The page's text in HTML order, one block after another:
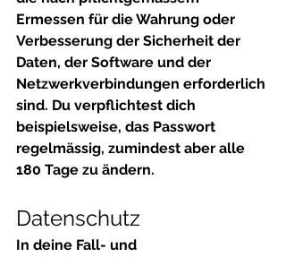
Ermessen für die Wahrung oder
Verbesserung der Sicherheit der
Daten, der Software und der
Netzwerkverbindungen erforderlich
sind. Du verpflichtest dich
beispielsweise, das Passwort
regelmässig, zumindest aber alle
180 Tage zu ändern.
Datenschutz
In deine Fall- und